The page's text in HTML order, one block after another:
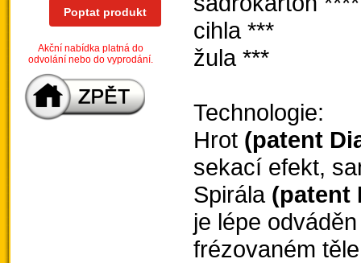
Poptat produkt
Akční nabídka platná do
odvolání nebo do vyprodání.
cihla ***
žula ***
Technologie:
Hrot (patent
sekací efekt,
Spirála (patent
je lépe
frézovaném